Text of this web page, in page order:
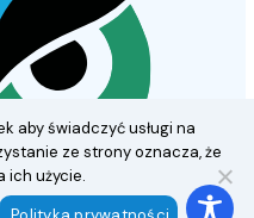
aby świadczyć usługi na
ze strony oznacza, że
ich użycie.